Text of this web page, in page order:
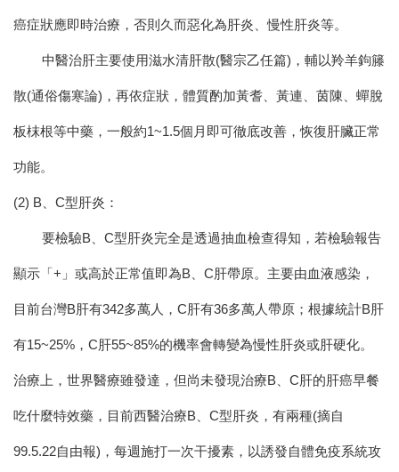
癌症狀應即時治療，否則久而惡化為肝炎、慢性肝炎等。
中醫治肝主要使用滋水清肝散(醫宗乙任篇)，輔以羚羊鉤籐
散(通俗傷寒論)，再依症狀，體質酌加黃耆、黃連、茵陳、蟬脫
板枺根等中藥，一般約1~1.5個月即可徹底改善，恢復肝臟正常
功能。
(2) B、C型肝炎：
要檢驗B、C型肝炎完全是透過抽血檢查得知，若檢驗報告
顯示「+」或高於正常值即為B、C肝帶原。主要由血液感染，
目前台灣B肝有342多萬人，C肝有36多萬人帶原；根據統計B肝
有15~25%，C肝55~85%的機率會轉變為慢性肝炎或肝硬化。
治療上，世界醫療雖發達，但尚未發現治療B、C肝的肝癌早餐
吃什麼特效藥，目前西醫治療B、C型肝炎，有兩種(摘自
99.5.22自由報)，每週施打一次干擾素，以誘發自體免疫系統攻